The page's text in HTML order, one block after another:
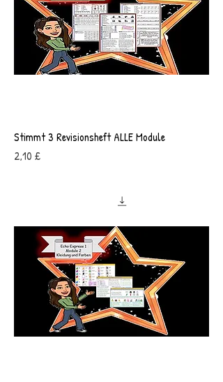
Stimmt 3 Revisionsheft ALLE Module
Preis
2,10 £